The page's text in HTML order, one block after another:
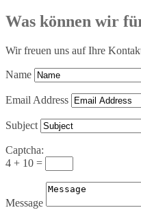
Was können wir
Wir freuen uns auf Ihre
Name
Email Address
Subject
Captcha:
4 + 10 =
Message